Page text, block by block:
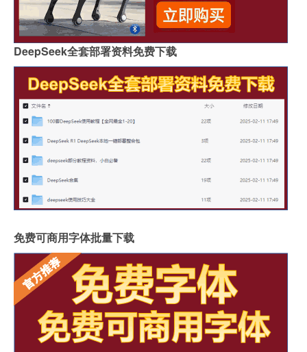
DeepSeek全套部署资料免费下载
免费可商用字体批量下载